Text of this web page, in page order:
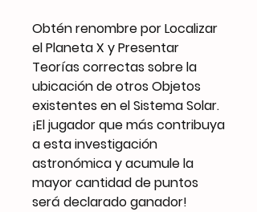
Obtén renombre por Localizar
el Planeta X y Presentar
Teorías correctas sobre la
ubicación de otros Objetos
existentes en el Sistema Solar.
¡El jugador que más contribuya
a esta investigación
astronómica y acumule la
mayor cantidad de puntos
será declarado ganador!